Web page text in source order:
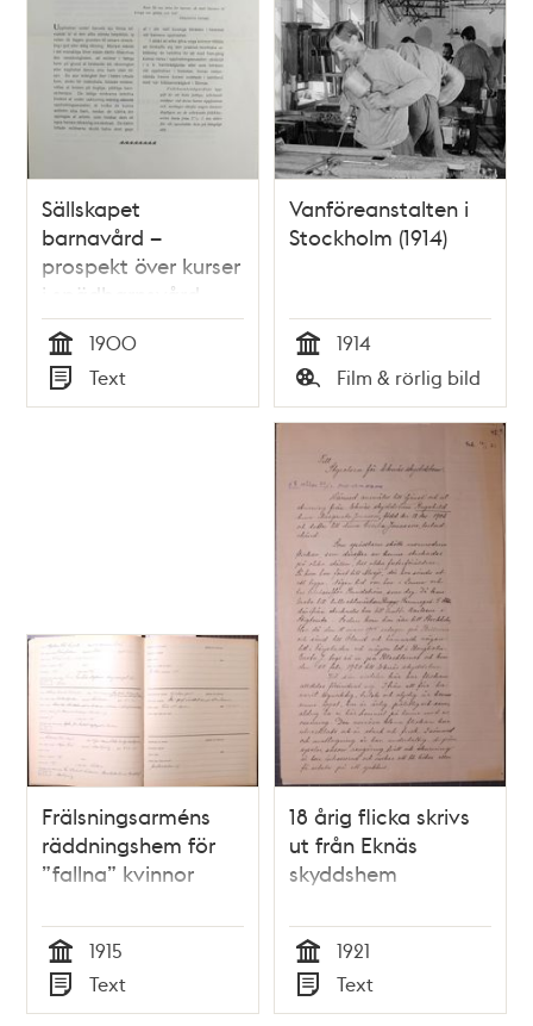
Sällskapet
barnavård –
prospekt över kurser
i spädbarnsvård
1900
Tid
1900
Typ
Text
Vanföreanstalten i
Stockholm (1914)
Tid
1914
Typ
Film & rörlig bild
Frälsningsarméns
räddningshem för
”fallna” kvinnor
Tid
1915
Typ
Text
18 årig flicka skrivs
ut från Eknäs
skyddshem
Tid
1921
Typ
Text